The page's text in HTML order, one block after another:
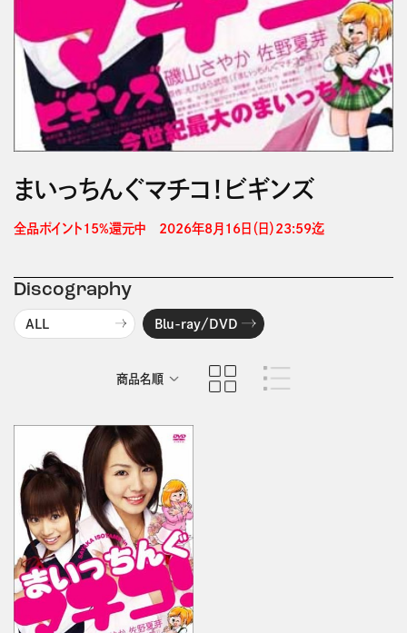
まいっちんぐマチコ！ビギンズ
全品ポイント15%還元中　2026年8月16日（日）23:59迄
Discography
ALL Blu-ray/DVD
商品名順